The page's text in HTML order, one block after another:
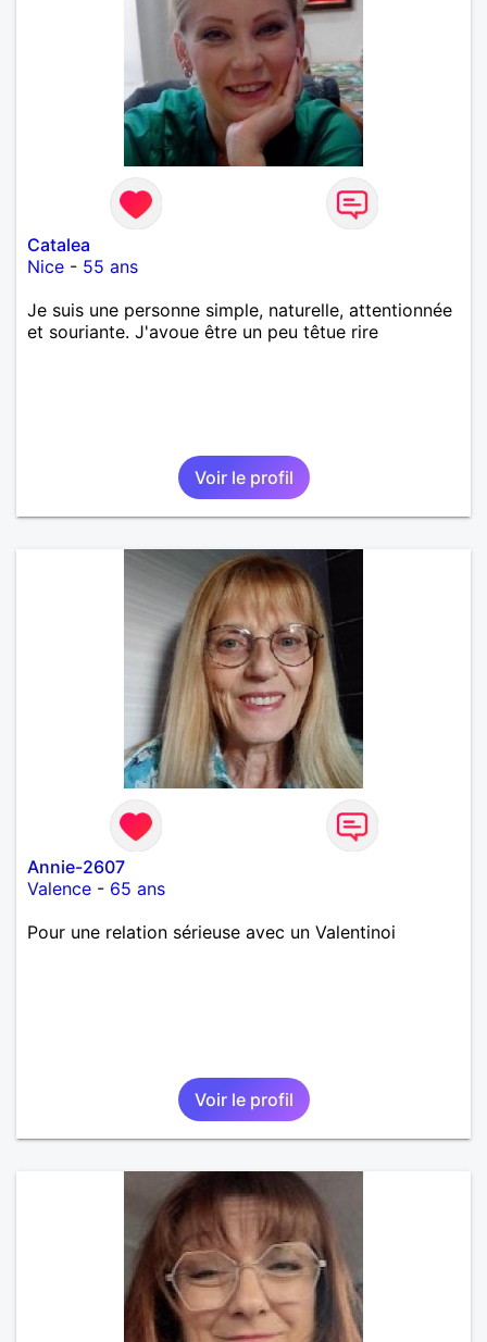
Catalea
Nice - 55 ans
Je suis une personne simple, naturelle, attentionnée
et souriante. J'avoue être un peu têtue rire
Voir le profil
Annie-2607
Valence - 65 ans
Pour une relation sérieuse avec un Valentinoi
Voir le profil